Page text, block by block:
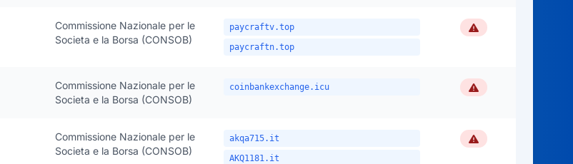
Commissione Nazionale per le
Societa e la Borsa (CONSOB)
paycraftv.top
paycraftn.top
Flagged
Commissione Nazionale per le
Societa e la Borsa (CONSOB)
coinbankexchange.icu Flagged
Commissione Nazionale per le
Societa e la Borsa (CONSOB)
akqa715.it
AKQ1181.it
Flagged